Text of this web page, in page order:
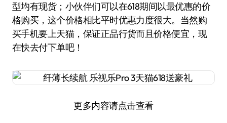
型均有现货；小伙伴们可以在618期间以最优惠的价
格购买，这个价格相比平时优惠力度很大。当然购
买手机要上天猫，保证正品行货而且价格便宜，现
在快去付下单吧！
更多内容请点击查看